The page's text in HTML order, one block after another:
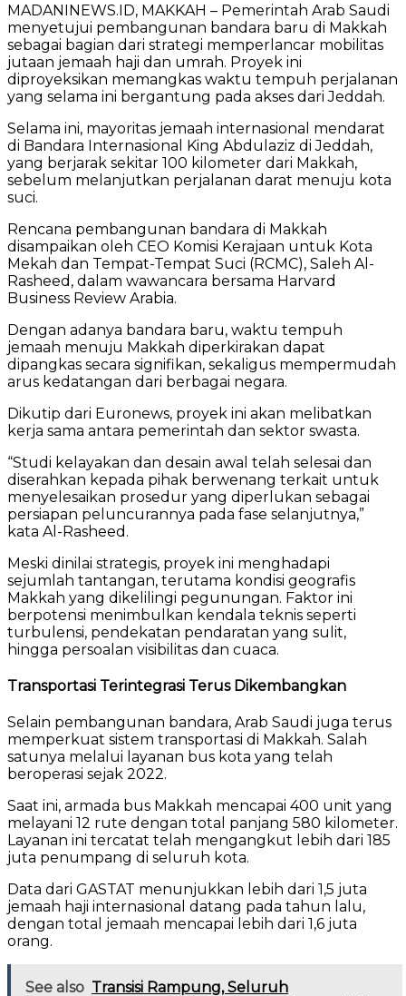
MADANINEWS.ID, MAKKAH – Pemerintah Arab Saudi
menyetujui pembangunan bandara baru di Makkah
sebagai bagian dari strategi memperlancar mobilitas
jutaan jemaah haji dan umrah. Proyek ini
diproyeksikan memangkas waktu tempuh perjalanan
yang selama ini bergantung pada akses dari Jeddah.
Selama ini, mayoritas jemaah internasional mendarat
di Bandara Internasional King Abdulaziz di Jeddah,
yang berjarak sekitar 100 kilometer dari Makkah,
sebelum melanjutkan perjalanan darat menuju kota
suci.
Rencana pembangunan bandara di Makkah
disampaikan oleh CEO Komisi Kerajaan untuk Kota
Mekah dan Tempat-Tempat Suci (RCMC), Saleh Al-
Rasheed , dalam wawancara bersama Harvard
Business Review Arabia.
Dengan adanya bandara baru, waktu tempuh
jemaah menuju Makkah diperkirakan dapat
dipangkas secara signifikan, sekaligus mempermudah
arus kedatangan dari berbagai negara.
Dikutip dari Euronews, proyek ini akan melibatkan
kerja sama antara pemerintah dan sektor swasta.
“Studi kelayakan dan desain awal telah selesai dan
diserahkan kepada pihak berwenang terkait untuk
menyelesaikan prosedur yang diperlukan sebagai
persiapan peluncurannya pada fase selanjutnya,”
kata Al-Rasheed.
Meski dinilai strategis, proyek ini menghadapi
sejumlah tantangan, terutama kondisi geografis
Makkah yang dikelilingi pegunungan. Faktor ini
berpotensi menimbulkan kendala teknis seperti
turbulensi, pendekatan pendaratan yang sulit,
hingga persoalan visibilitas dan cuaca.
Transportasi Terintegrasi Terus Dikembangkan
Selain pembangunan bandara, Arab Saudi juga terus
memperkuat sistem transportasi di Makkah. Salah
satunya melalui layanan bus kota yang telah
beroperasi sejak 2022.
Saat ini, armada bus Makkah mencapai 400 unit yang
melayani 12 rute dengan total panjang 580 kilometer.
Layanan ini tercatat telah mengangkut lebih dari 185
juta penumpang di seluruh kota.
Data dari GASTAT menunjukkan lebih dari 1,5 juta
jemaah haji internasional datang pada tahun lalu,
dengan total jemaah mencapai lebih dari 1,6 juta
orang.
See also Transisi Rampung, Seluruh